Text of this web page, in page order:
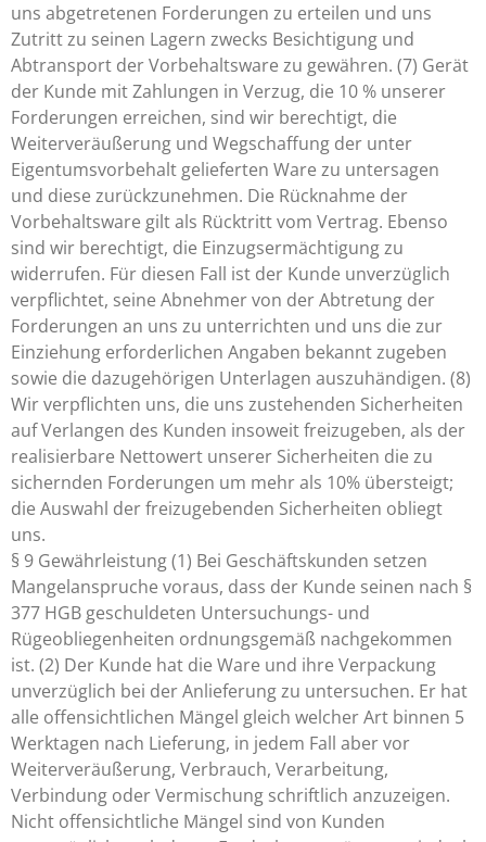
uns abgetretenen Forderungen zu erteilen und uns
Zutritt zu seinen Lagern zwecks Besichtigung und
Abtransport der Vorbehaltsware zu gewähren. (7) Gerät
der Kunde mit Zahlungen in Verzug, die 10 % unserer
Forderungen erreichen, sind wir berechtigt, die
Weiterveräußerung und Wegschaffung der unter
Eigentumsvorbehalt gelieferten Ware zu untersagen
und diese zurückzunehmen. Die Rücknahme der
Vorbehaltsware gilt als Rücktritt vom Vertrag. Ebenso
sind wir berechtigt, die Einzugsermächtigung zu
widerrufen. Für diesen Fall ist der Kunde unverzüglich
verpflichtet, seine Abnehmer von der Abtretung der
Forderungen an uns zu unterrichten und uns die zur
Einziehung erforderlichen Angaben bekannt zugeben
sowie die dazugehörigen Unterlagen auszuhändigen. (8)
Wir verpflichten uns, die uns zustehenden Sicherheiten
auf Verlangen des Kunden insoweit freizugeben, als der
realisierbare Nettowert unserer Sicherheiten die zu
sichernden Forderungen um mehr als 10% übersteigt;
die Auswahl der freizugebenden Sicherheiten obliegt
uns.
§ 9 Gewährleistung (1) Bei Geschäftskunden setzen
Mangelanspruche voraus, dass der Kunde seinen nach §
377 HGB geschuldeten Untersuchungs- und
Rügeobliegenheiten ordnungsgemäß nachgekommen
ist. (2) Der Kunde hat die Ware und ihre Verpackung
unverzüglich bei der Anlieferung zu untersuchen. Er hat
alle offensichtlichen Mängel gleich welcher Art binnen 5
Werktagen nach Lieferung, in jedem Fall aber vor
Weiterveräußerung, Verbrauch, Verarbeitung,
Verbindung oder Vermischung schriftlich anzuzeigen.
Nicht offensichtliche Mängel sind von Kunden